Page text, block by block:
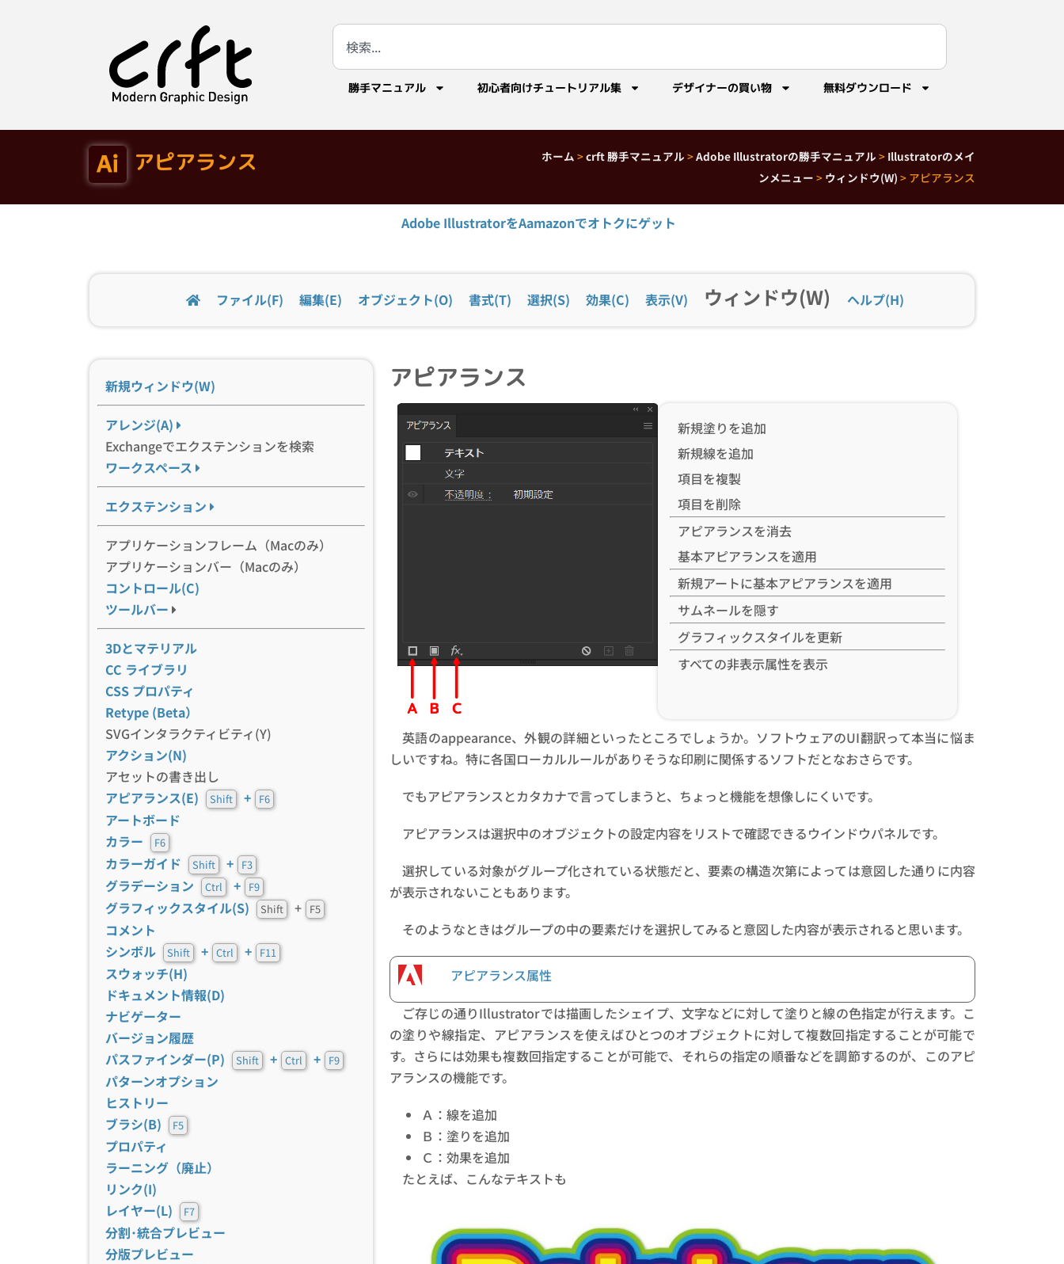
勝手マニュアル 初心者向けチュートリアル集 デザイナーの買い物 無料ダウンロード
アピアランス ホーム >crft 勝手マニュアル >Adobe Illustratorの勝手マニュアル > Illustratorのメイ
ンメニュー > ウィンドウ(W) > アピアランス
Adobe IllustratorをAamazonでオトクにゲット
ファイル(F) 編集(E) オブジェクト(O) 書式(T) 選択(S) 効果(C) 表示(V) ウィンドウ(W) ヘルプ(H)
新規ウィンドウ(W)
アレンジ(A)
Exchangeでエクステンションを検索
ワークスペース
エクステンション
アプリケーションフレーム（Macのみ）
アプリケーションバー（Macのみ）
コントロール(C)
ツールバー
3Dとマテリアル
CC ライブラリ
CSS プロパティ
Retype (Beta）
SVGインタラクティビティ(Y)
アクション(N)
アセットの書き出し
アピアランス(E)
Shift + F6
アートボード
カラー
F6
カラーガイド Shift + F3
グラデーション Ctrl + F9
グラフィックスタイル(S) Shift + F5
コメント
シンボル
Shift + Ctrl + F11
スウォッチ(H)
ドキュメント情報(D)
ナビゲーター
バージョン履歴
パスファインダー(P)
Shift + Ctrl + F9
パターンオプション
ヒストリー
ブラシ(B)
F5
プロパティ
ラーニング（廃止）
リンク(I)
レイヤー(L)
F7
分割･統合プレビュー
分版プレビュー
アピアランス
新規塗りを追加
新規線を追加
項目を複製
項目を削除
アピアランスを消去
基本アピアランスを適用
新規アートに基本アピアランスを適用
サムネールを隠す
グラフィックスタイルを更新
すべての非表示属性を表示
英語のappearance、外観の詳細といったところでしょうか。ソフトウェアのUI翻訳って本当に悩ま
しいですね。特に各国ローカルルールがありそうな印刷に関係するソフトだとなおさらです。
でもアピアランスとカタカナで言ってしまうと、ちょっと機能を想像しにくいです。
アピアランスは選択中のオブジェクトの設定内容をリストで確認できるウインドウパネルです。
選択している対象がグループ化されている状態だと、要素の構造次第によっては意図した通りに内容
が表示されないこともあります。
そのようなときはグループの中の要素だけを選択してみると意図した内容が表示されると思います。
アピアランス属性
ご存じの通りIllustratorでは描画したシェイプ、文字などに対して塗りと線の色指定が行えます。こ
の塗りや線指定、アピアランスを使えばひとつのオブジェクトに対して複数回指定することが可能で
す。さらには効果も複数回指定することが可能で、それらの指定の順番などを調節するのが、このアピ
アランスの機能です。
Ａ：線を追加
Ｂ：塗りを追加
Ｃ：効果を追加
たとえば、こんなテキストも